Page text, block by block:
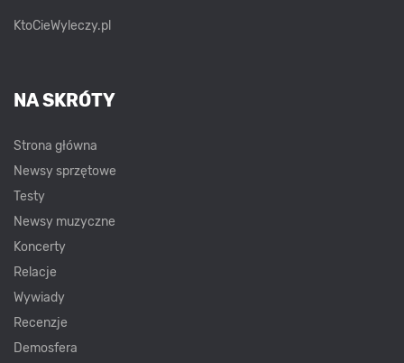
KtoCieWyleczy.pl
NA SKRÓTY
Strona główna
Newsy sprzętowe
Testy
Newsy muzyczne
Koncerty
Relacje
Wywiady
Recenzje
Demosfera